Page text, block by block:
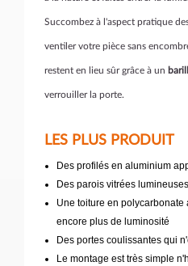
Succombez à l'aspect pratique
ventiler votre pièce sans
restent en lieu sûr grâce à un
verrouiller la porte.
LES PLUS PRODUIT
Des profilés en aluminium
Des parois vitrées
Une toiture en
encore plus de luminosité
Des portes coulissantes qui
Le montage est très simple